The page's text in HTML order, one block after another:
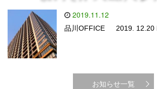
2019.11.12
品川OFFICE 2019. 12.20
お知らせ一覧